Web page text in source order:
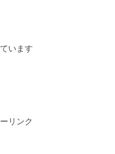
います
リンク